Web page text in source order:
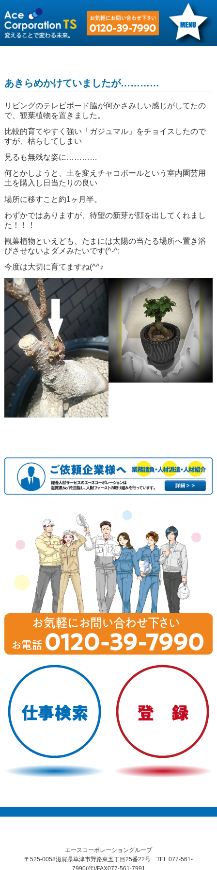
あきらめかけていましたが…………
リビングのテレビボード脇が何かさみしい感じがしてたの
で、観葉植物を置きました。
比較的育てやすく強い「ガジュマル」をチョイスしたので
すが、枯らしてしまい
見るも無残な姿に…………
何とかしようと、土を変えチャコボールという室内園芸用
土を購入し日当たりの良い
場所に移すこと約1ヶ月半。
わずかではありますが、待望の新芽が顔を出してくれまし
た！！！
観葉植物といえども、たまには太陽の当たる場所へ置き浴
びさせないよダメみたいです(^-^;
今度は大切に育てますね(^^♪
エースコーポレーショングループ
〒525-0058滋賀県草津市野路東五丁目25番22号 TEL 077-561-
7990(代)/FAX077-561-7991